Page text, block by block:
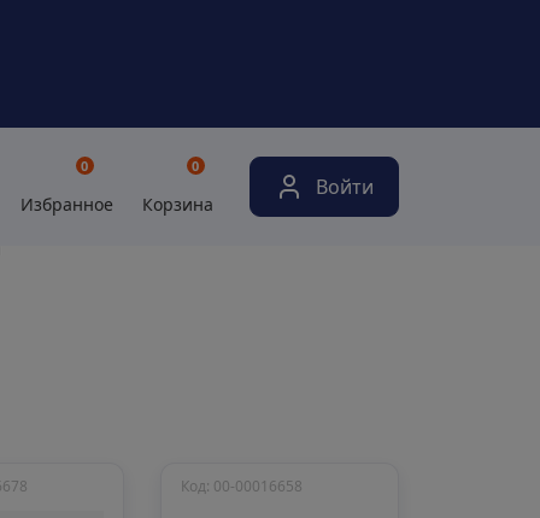
Избранное
0
Корзина
0
Войти
Код: 00-00016658